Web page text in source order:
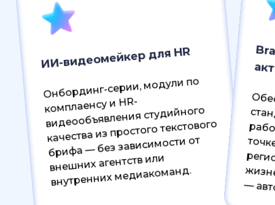
ИИ-видеомейкер для HR
Онбординг-серии, модули по
комплаенсу и HR-
видеообъявления студийного
качества из простого текстового
брифа — без зависимости от
внешних агентств или
внутренних медиакоманд.